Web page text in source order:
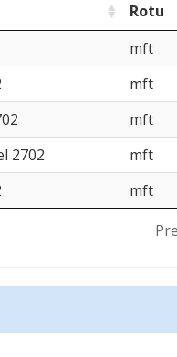
Rotu
mft
mft
mft
2702 mft
mft